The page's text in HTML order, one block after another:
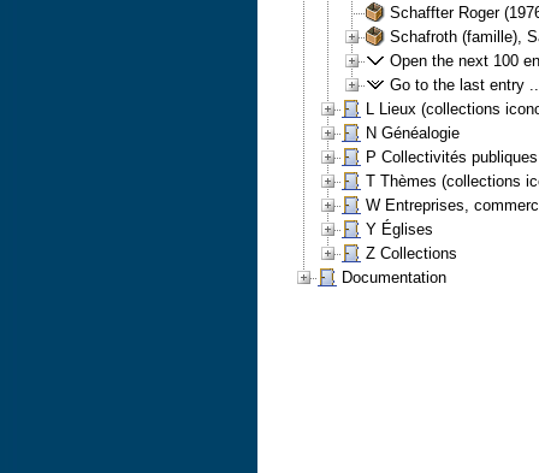
Schaffter Roger
Schafroth (famille),
Open the next 100
Go to the last entry
L Lieux (collections
N Généalogie
P Collectivités publiques
T Thèmes (collections
W Entreprises,
Y Églises
Z Collections
Documentation